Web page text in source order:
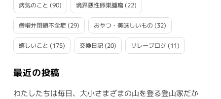
病気のこと (90) 境界悪性卵巣腫瘍(22)
僧帽弁閉鎖不全症(29) おやつ・美味しいもの (32)
嬉しいこと (175) 交換日記(20) リレーブログ(11)
最近の投稿
わたしたちは毎日、大小さまざまの山を登る登山家だか